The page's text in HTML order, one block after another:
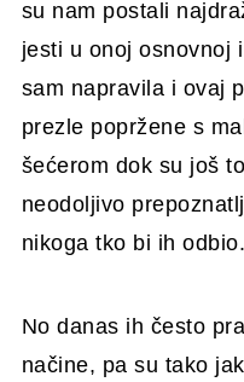
su nam postali
jesti u onoj osnovnoj
sam napravila i ovaj
prezle popržene s
šećerom dok su još
neodoljivo
nikoga tko bi ih odbio.
No danas ih često
načine, pa su tako